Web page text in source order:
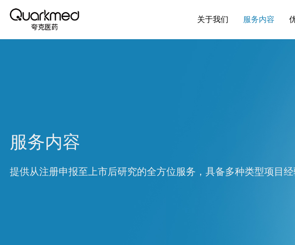
关于我们 服务内容
服务内容
提供从注册申报至上市后研究的全方位服务，具备多种类型项目